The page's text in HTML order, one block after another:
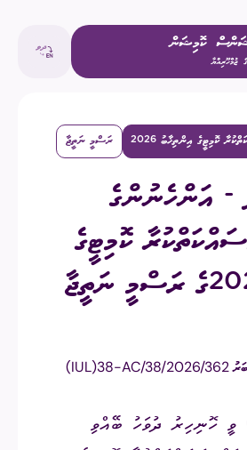
ކޮމިޓީގެ އިންތިޚާބު 2026 ރަސްމީ ނަތީޖާ
- އަންހެނުންގެ
ކޮމިޓީގެ
(IUL)38-AC/38/2026/362
2026 އެޕްރީލް 04 ވީ ހޮނިހިރު ދުވަހު ބޭއްވި